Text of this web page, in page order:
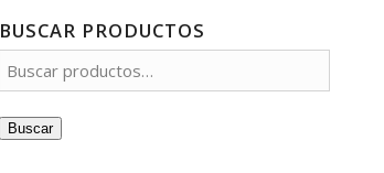
BUSCAR PRODUCTOS
Buscar